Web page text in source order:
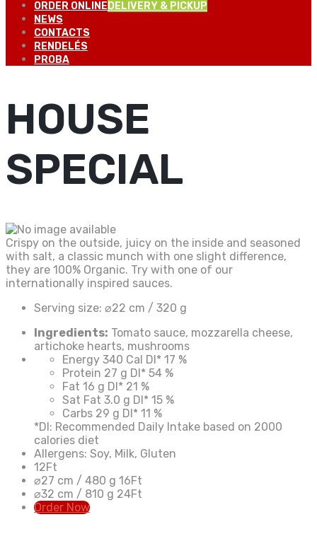
ORDER ONLINE DELIVERY & PICKUP
NEWS
CONTACTS
RENDELÉS
PROBA
HOUSE
SPECIAL
Crispy on the outside, juicy on the inside and seasoned
with salt, a classic munch with one slight difference,
they are 100% Organic. Try with one of our
internationally inspired sauces.
Serving size: ⌀22 cm / 320 g
Ingredients: Tomato sauce, mozzarella cheese,
artichoke hearts, mushrooms
Energy 340 Cal DI* 17 %
Protein 27 g DI* 54 %
Fat 16 g DI* 21 %
Sat Fat 3.0 g DI* 15 %
Carbs 29 g DI* 11 %
*DI: Recommended Daily Intake based on 2000
calories diet
Allergens: Soy, Milk, Gluten
12Ft
⌀27 cm / 480 g 16Ft
⌀32 cm / 810 g 24Ft
Order Now